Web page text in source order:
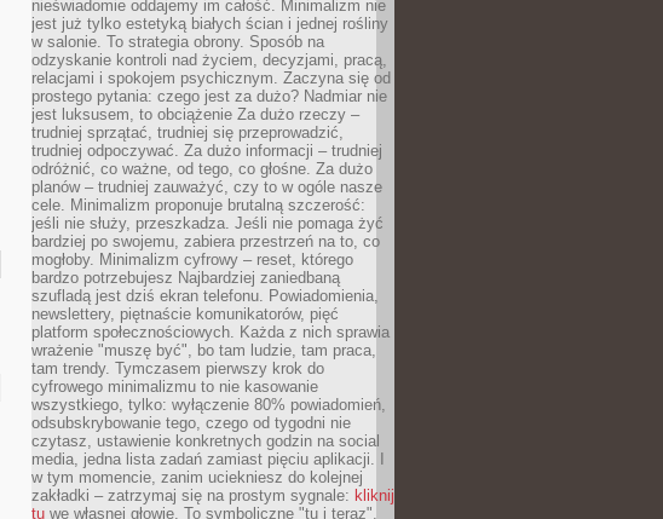
nieświadomie oddajemy im całość. Minimalizm nie
jest już tylko estetyką białych ścian i jednej rośliny
w salonie. To strategia obrony. Sposób na
odzyskanie kontroli nad życiem, decyzjami, pracą,
relacjami i spokojem psychicznym. Zaczyna się od
prostego pytania: czego jest za dużo? Nadmiar nie
jest luksusem, to obciążenie Za dużo rzeczy –
trudniej sprzątać, trudniej się przeprowadzić,
trudniej odpoczywać. Za dużo informacji – trudniej
odróżnić, co ważne, od tego, co głośne. Za dużo
planów – trudniej zauważyć, czy to w ogóle nasze
cele. Minimalizm proponuje brutalną szczerość:
jeśli nie służy, przeszkadza. Jeśli nie pomaga żyć
bardziej po swojemu, zabiera przestrzeń na to, co
mogłoby. Minimalizm cyfrowy – reset, którego
bardzo potrzebujesz Najbardziej zaniedbaną
szufladą jest dziś ekran telefonu. Powiadomienia,
newslettery, piętnaście komunikatorów, pięć
platform społecznościowych. Każda z nich sprawia
wrażenie "muszę być", bo tam ludzie, tam praca,
tam trendy. Tymczasem pierwszy krok do
cyfrowego minimalizmu to nie kasowanie
wszystkiego, tylko: wyłączenie 80% powiadomień,
odsubskrybowanie tego, czego od tygodni nie
czytasz, ustawienie konkretnych godzin na social
media, jedna lista zadań zamiast pięciu aplikacji. I
w tym momencie, zanim uciekniesz do kolejnej
zakładki – zatrzymaj się na prostym sygnale: kliknij
tu we własnej głowie. To symboliczne "tu i teraz".